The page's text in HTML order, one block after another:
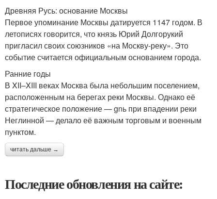
Древняя Русь: основание Москвы
Первое упоминание Москвы датируется 1147 годом. В
летописях говорится, что князь Юрий Долгорукий
пригласил своих союзников «на Москву-реку». Это
событие считается официальным основанием города.
Ранние годы
В XII–XIII веках Москва была небольшим поселением,
расположенным на берегах реки Москвы. Однако её
стратегическое положение — gnь при впадении реки
Неглинной — делало её важным торговым и военным
пунктом.
читать дальше →
Последние обновления на сайте: